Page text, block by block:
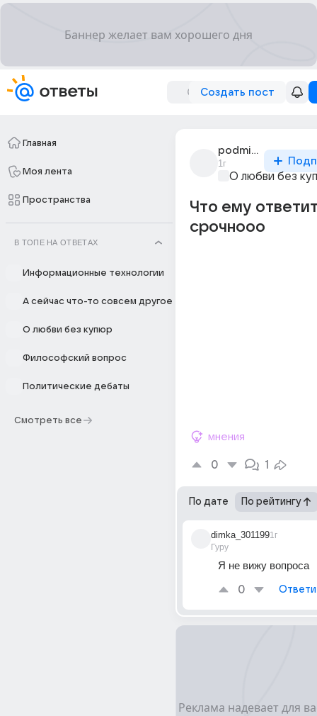
Создать пост
Главная
Моя лента
Пространства
В ТОПЕ НА ОТВЕТАХ
Информационные технологии
А сейчас что-то совсем другое
О любви без купюр
Философский вопрос
Политические дебаты
Смотреть все
podmidor_ka
1г
О любви без
Что ему
срочнооо
мнения
0 1
По дате По рейтингу
dimka_301199
Гуру
1г
Я не вижу вопроса
0